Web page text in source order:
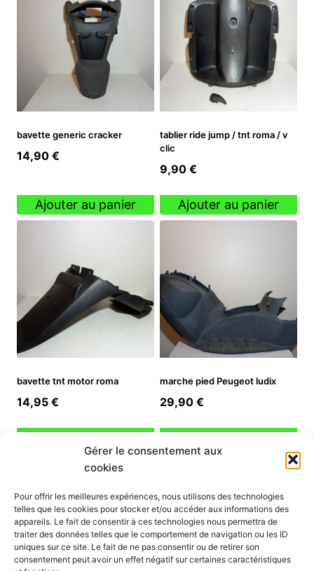
Gérer le consentement aux
cookies
Pour offrir les meilleures expériences, nous utilisons des technologies
telles que les cookies pour stocker et/ou accéder aux informations des
appareils. Le fait de consentir à ces technologies nous permettra de
traiter des données telles que le comportement de navigation ou les ID
uniques sur ce site. Le fait de ne pas consentir ou de retirer son
consentement peut avoir un effet négatif sur certaines caractéristiques
bavette generic cracker
14,90 €
Ajouter au panier
tablier ride jump / tnt roma / v
clic
9,90 €
Ajouter au panier
bavette tnt motor roma
14,95 €
marche pied Peugeot ludix
29,90 €
INFORMATION
Mon compte
Nous contacter
Mode paiement
Nos services